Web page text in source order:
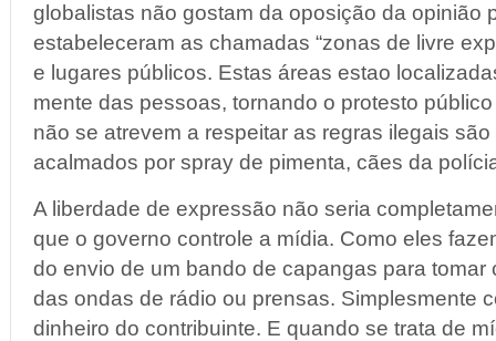
globalistas não gostam da oposição da opinião
estabeleceram as chamadas “zonas de livre
e lugares públicos. Estas áreas estao
mente das pessoas, tornando o protesto
não se atrevem a respeitar as regras ilegais
acalmados por spray de pimenta, cães da
A liberdade de expressão não seria
que o governo controle a mídia. Como eles
do envio de um bando de capangas para tomar
das ondas de rádio ou prensas. Simplesmente
dinheiro do contribuinte. E quando se trata de